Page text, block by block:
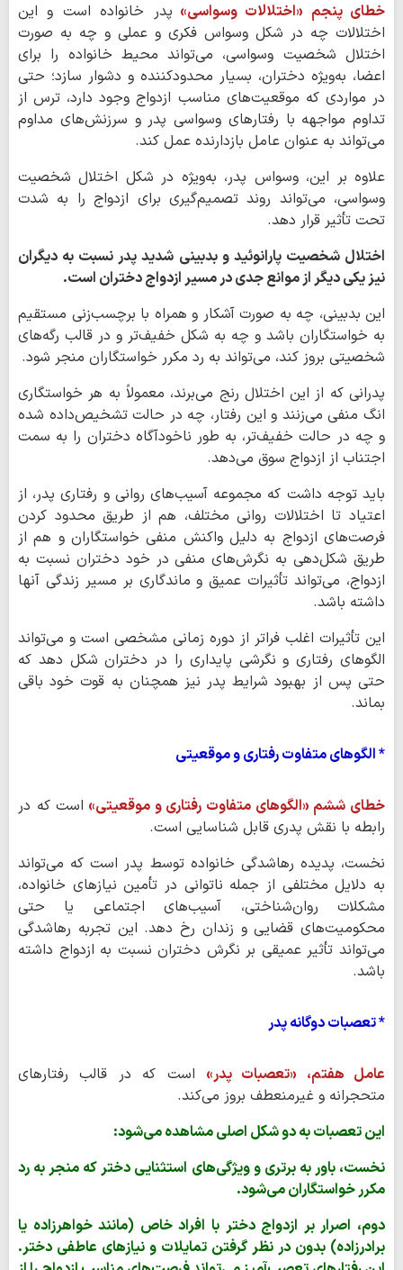
خطای پنجم «اختلالات وسواسی» پدر خانواده است و این
اختلالات چه در شکل وسواس فکری و عملی و چه به صورت
اختلال شخصیت وسواسی، می‌تواند محیط خانواده را برای
اعضا، به‌ویژه دختران، بسیار محدودکننده و دشوار سازد؛ حتی
در مواردی که موقعیت‌های مناسب ازدواج وجود دارد، ترس از
تداوم مواجهه با رفتارهای وسواسی پدر و سرزنش‌های مداوم
می‌تواند به عنوان عامل بازدارنده عمل کند.
علاوه بر این، وسواس پدر، به‌ویژه در شکل اختلال شخصیت
وسواسی، می‌تواند روند تصمیم‌گیری برای ازدواج را به شدت
تحت تأثیر قرار دهد.
اختلال شخصیت پارانوئید و بدبینی شدید پدر نسبت به دیگران
نیز یکی دیگر از موانع جدی در مسیر ازدواج دختران است.
این بدبینی، چه به صورت آشکار و همراه با برچسب‌زنی مستقیم
به خواستگاران باشد و چه به شکل خفیف‌تر و در قالب رگه‌های
شخصیتی بروز کند، می‌تواند به رد مکرر خواستگاران منجر شود.
پدرانی که از این اختلال رنج می‌برند، معمولاً به هر خواستگاری
انگ منفی می‌زنند و این رفتار، چه در حالت تشخیص‌داده شده
و چه در حالت خفیف‌تر، به طور ناخودآگاه دختران را به سمت
اجتناب از ازدواج سوق می‌دهد.
باید توجه داشت که مجموعه آسیب‌های روانی و رفتاری پدر، از
اعتیاد تا اختلالات روانی مختلف، هم از طریق محدود کردن
فرصت‌های ازدواج به دلیل واکنش منفی خواستگاران و هم از
طریق شکل‌دهی به نگرش‌های منفی در خود دختران نسبت به
ازدواج، می‌تواند تأثیرات عمیق و ماندگاری بر مسیر زندگی آنها
داشته باشد.
این تأثیرات اغلب فراتر از دوره زمانی مشخصی است و می‌تواند
الگوهای رفتاری و نگرشی پایداری را در دختران شکل دهد که
حتی پس از بهبود شرایط پدر نیز همچنان به قوت خود باقی
بماند.
* الگوهای متفاوت رفتاری و موقعیتی
خطای ششم «الگوهای متفاوت رفتاری و موقعیتی» است که در
رابطه با نقش پدری قابل شناسایی است.
نخست، پدیده رهاشدگی خانواده توسط پدر است که می‌تواند
به دلایل مختلفی از جمله ناتوانی در تأمین نیازهای خانواده،
مشکلات روان‌شناختی، آسیب‌های اجتماعی یا حتی
محکومیت‌های قضایی و زندان رخ دهد. این تجربه رهاشدگی
می‌تواند تأثیر عمیقی بر نگرش دختران نسبت به ازدواج داشته
باشد.
* تعصبات دوگانه پدر
عامل هفتم، «تعصبات پدر» است که در قالب رفتارهای
متحجرانه و غیرمنعطف بروز می‌کند.
این تعصبات به دو شکل اصلی مشاهده می‌شود:
نخست، باور به برتری و ویژگی‌های استثنایی دختر که منجر به رد
مکرر خواستگاران می‌شود.
دوم، اصرار بر ازدواج دختر با افراد خاص (مانند خواهرزاده یا
برادرزاده) بدون در نظر گرفتن تمایلات و نیازهای عاطفی دختر.